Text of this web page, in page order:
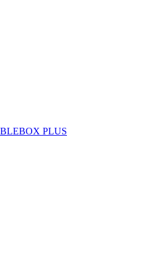
PLUS